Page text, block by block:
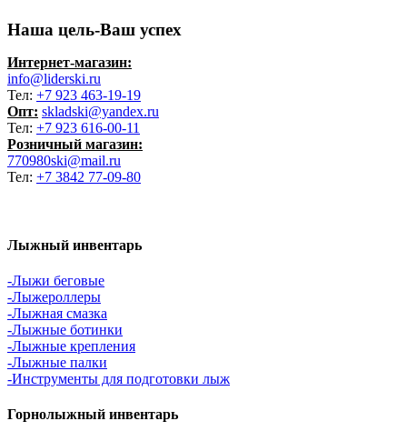
Наша цель-Ваш успех
Интернет-магазин:
info@liderski.ru
Тел: +7 923 463-19-19
Опт: skladski@yandex.ru
Тел: +7 923 616-00-11
Розничный магазин:
770980ski@mail.ru
Тел: +7 3842 77-09-80
Лыжный инвентарь
-Лыжи беговые
-Лыжероллеры
-Лыжная смазка
-Лыжные ботинки
-Лыжные крепления
-Лыжные палки
-Инструменты для подготовки лыж
Горнолыжный инвентарь